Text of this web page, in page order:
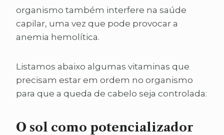
organismo também interfere na saúde
capilar, uma vez que pode provocar a
anemia hemolítica.
Listamos abaixo algumas vitaminas que
precisam estar em ordem no organismo
para que a queda de cabelo seja controlada:
O sol como potencializador